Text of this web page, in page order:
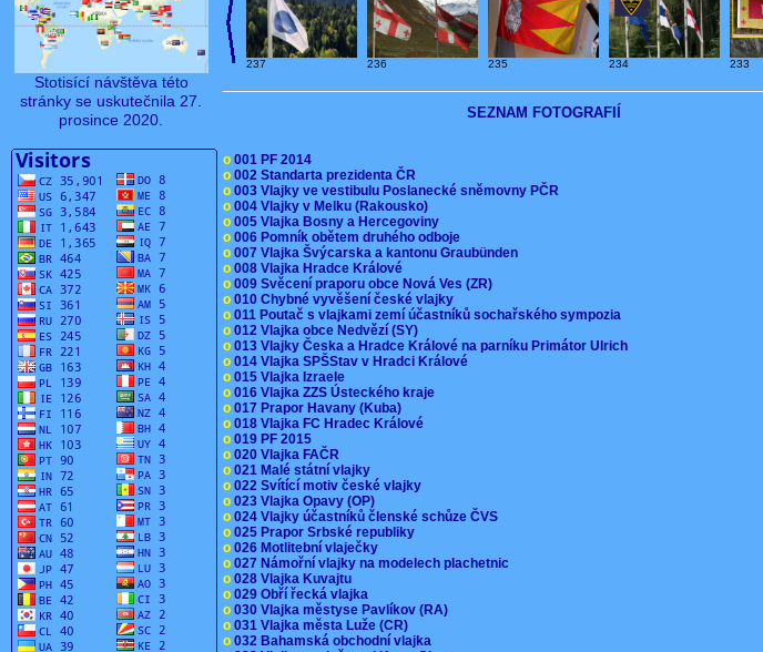
Stotisící návštěva této
stránky se uskutečnila 27.
prosince 2020.
237 236 235 234 233
SEZNAM FOTOGRAFIÍ
o 001 PF 2014
o 002 Standarta prezidenta ČR
o 003 Vlajky ve vestibulu Poslanecké sněmovny PČR
o 004 Vlajky v Melku (Rakousko)
o 005 Vlajka Bosny a Hercegoviny
o 006 Pomník obětem druhého odboje
o 007 Vlajka Švýcarska a kantonu Graubünden
o 008 Vlajka Hradce Králové
o 009 Svěcení praporu obce Nová Ves (ZR)
o 010 Chybné vyvěšení české vlajky
o 011 Poutač s vlajkami zemí účastníků sochařského sympozia
o 012 Vlajka obce Nedvězí (SY)
o 013 Vlajky Česka a Hradce Králové na parníku Primátor Ulrich
o 014 Vlajka SPŠStav v Hradci Králové
o 015 Vlajka Izraele
o 016 Vlajka ZZS Ústeckého kraje
o 017 Prapor Havany (Kuba)
o 018 Vlajka FC Hradec Králové
o 019 PF 2015
o 020 Vlajka FAČR
o 021 Malé státní vlajky
o 022 Svítící motiv české vlajky
o 023 Vlajka Opavy (OP)
o 024 Vlajky účastníků členské schůze ČVS
o 025 Prapor Srbské republiky
o 026 Motlitební vlaječky
o 027 Námořní vlajky na modelech plachetnic
o 028 Vlajka Kuvajtu
o 029 Obří řecká vlajka
o 030 Vlajka městyse Pavlíkov (RA)
o 031 Vlajka města Luže (CR)
o 032 Bahamská obchodní vlajka